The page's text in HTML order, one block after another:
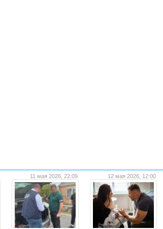
11 мая 2026, 22:09 12 мая 2026, 12:00